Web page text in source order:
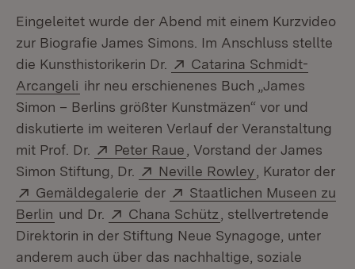
Eingeleitet wurde der Abend mit einem Kurzvideo
zur Biografie James Simons. Im Anschluss stellte
die Kunsthistorikerin Dr.
Extern:
Catarina Schmidt-
Arcangeli (Öffnet in neuem Fenster)
ihr neu erschienenes Buch „James
Simon – Berlins größter Kunstmäzen“ vor und
diskutierte im weiteren Verlauf der Veranstaltung
mit Prof. Dr.
Extern:
Peter Raue (Öffnet in neuem Fenster)
, Vorstand der James
Simon Stiftung, Dr.
Extern:
Neville Rowley (Öffnet in
, Kurator der
Extern:
Gemäldegalerie (Öffnet in neuem Fenster)
der Extern:
Staatlichen Museen zu
Berlin (Öffnet in neuem Fenster)
und Dr. Extern:
Chana Schütz (Öffnet in neuem
, stellvertretende
Direktorin in der Stiftung Neue Synagoge, unter
anderem auch über das nachhaltige, soziale